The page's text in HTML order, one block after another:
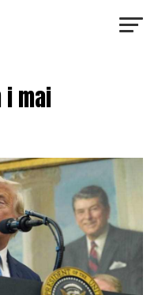
mai